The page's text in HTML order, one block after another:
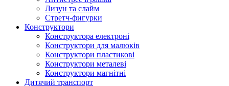
Лизун та слайм
Стретч-фигурки
Конструктори
Конструктора електроні
Конструктори для малюків
Конструктори пластикові
Конструктори металеві
Конструктори магнітні
Дитячий транспорт